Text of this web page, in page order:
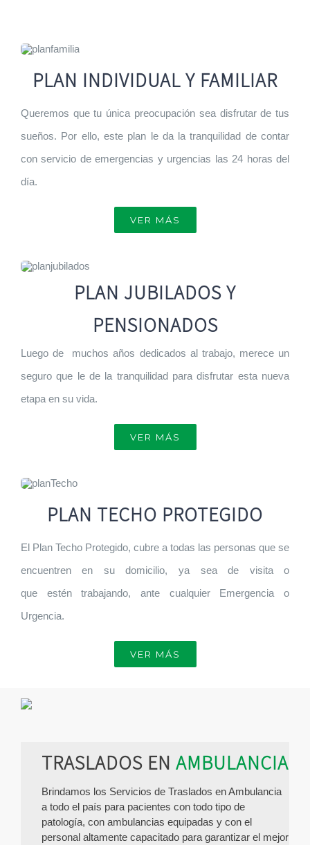
PLAN INDIVIDUAL Y FAMILIAR
Queremos que tu única preocupación sea disfrutar de tus
sueños. Por ello, este plan le da la tranquilidad de contar
con servicio de emergencias y urgencias las 24 horas del
día.
VER MÁS
PLAN JUBILADOS Y
PENSIONADOS
Luego de muchos años dedicados al trabajo, merece un
seguro que le de la tranquilidad para disfrutar esta nueva
etapa en su vida.
VER MÁS
PLAN TECHO PROTEGIDO
El Plan Techo Protegido, cubre a todas las personas que se
encuentren en su domicilio, ya sea de visita o
que esténtrabajando, ante cualquier Emergencia o
Urgencia.
VER MÁS
TRASLADOS EN AMBULANCIA
Brindamos los Servicios de Traslados en Ambulancia
a todo el país para pacientes con todo tipo de
patología, con ambulancias equipadas y con el
personal altamente capacitado para garantizar el mejor